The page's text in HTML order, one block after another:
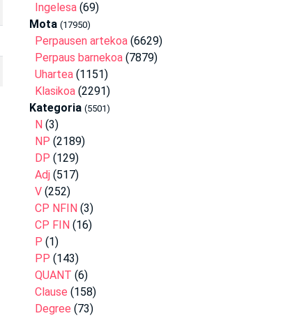
Ingelesa (69)
Mota (17950)
Perpausen artekoa (6629)
Perpaus barnekoa (7879)
Uhartea (1151)
Klasikoa (2291)
Kategoria (5501)
N (3)
NP (2189)
DP (129)
Adj (517)
V (252)
CP NFIN (3)
CP FIN (16)
P (1)
PP (143)
QUANT (6)
Clause (158)
Degree (73)